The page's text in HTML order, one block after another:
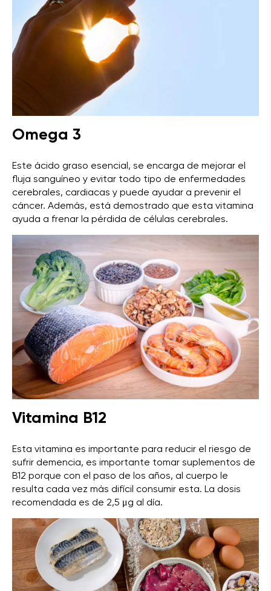
Omega 3
Este ácido graso esencial, se encarga de mejorar el
fluja sanguíneo y evitar todo tipo de enfermedades
cerebrales, cardiacas y puede ayudar a prevenir el
cáncer. Además, está demostrado que esta vitamina
ayuda a frenar la pérdida de células cerebrales.
Vitamina B12
Esta vitamina es importante para reducir el riesgo de
sufrir demencia, es importante tomar suplementos de
B12 porque con el paso de los años, al cuerpo le
resulta cada vez más difícil consumir esta. La dosis
recomendada es de 2,5 μg al día.